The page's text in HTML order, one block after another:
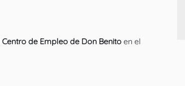
Centro de Empleo de Don Benito en el